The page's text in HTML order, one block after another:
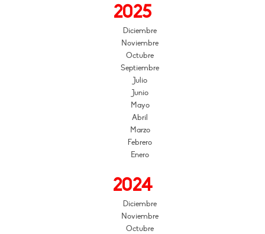
2025
Diciembre
Noviembre
Octubre
Septiembre
Julio
Junio
Mayo
Abril
Marzo
Febrero
Enero
2024
Diciembre
Noviembre
Octubre